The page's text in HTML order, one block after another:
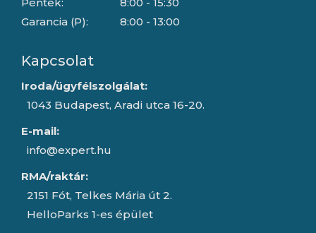
Garancia (P):
8:00 - 13:00
Kapcsolat
Iroda/ügyfélszolgálat:
1043 Budapest, Aradi utca 16-20.
E-mail:
info@expert.hu
RMA/raktár:
2151 Fót, Telkes Mária út 2.
HelloParks 1-es épület